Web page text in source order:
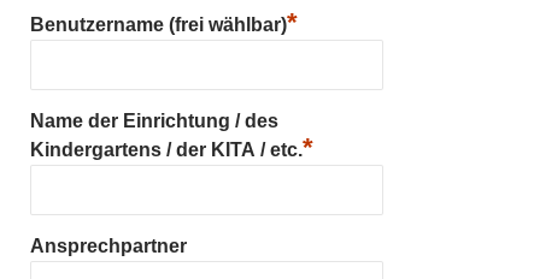
Benutzername (frei wählbar)*
Name der Einrichtung / des
Kindergartens / der KITA / etc.*
Ansprechpartner